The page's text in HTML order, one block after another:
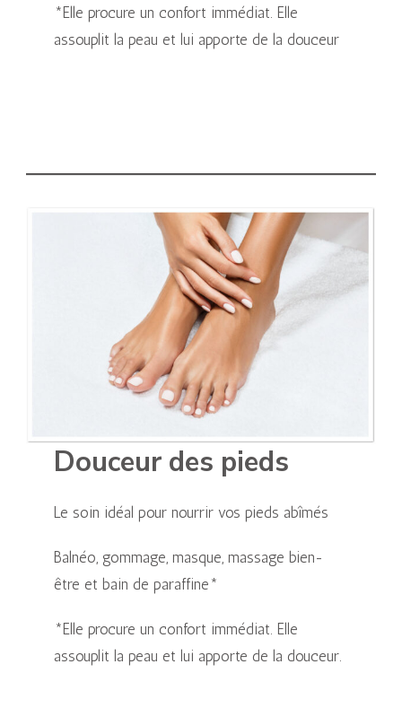
*Elle procure un confort immédiat. Elle
assouplit la peau et lui apporte de la douceur
Douceur des pieds
Le soin idéal pour nourrir vos pieds abîmés
Balnéo, gommage, masque, massage bien-
être et bain de paraffine*
*Elle procure un confort immédiat. Elle
assouplit la peau et lui apporte de la douceur.